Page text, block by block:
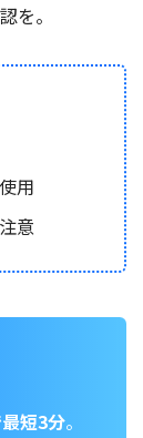
を。
用
意
短3分。